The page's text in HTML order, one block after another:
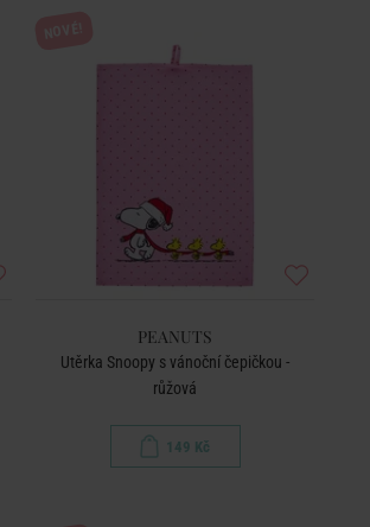
PEANUTS
Utěrka Snoopy s vánoční čepičkou -
růžová
149 Kč